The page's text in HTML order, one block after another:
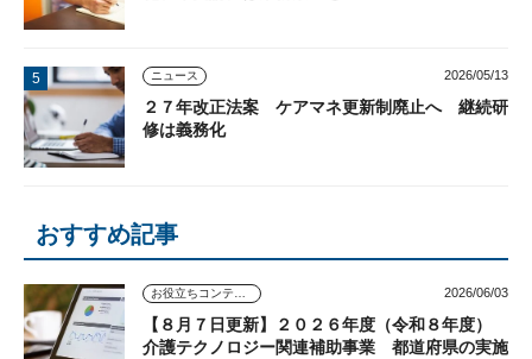
ニュース 2026/05/13
２７年改正法案 ケアマネ更新制廃止へ 継続研
修は義務化
おすすめ記事
お役立ちコンテンツ 2026/06/03
【８月７日更新】２０２６年度（令和８年度）
介護テクノロジー関連補助事業 都道府県の実施